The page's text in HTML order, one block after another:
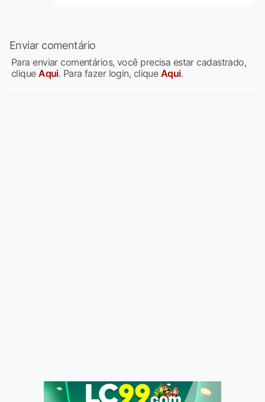
Enviar comentário
Para enviar comentários, você precisa estar cadastrado,
cliqueAqui. Para fazer login, clique Aqui.